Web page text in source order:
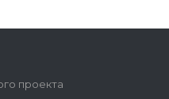
проекта